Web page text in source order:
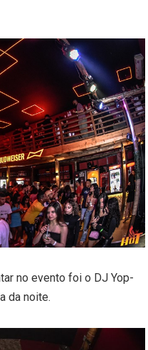
no evento foi o DJ Yop-
da noite.